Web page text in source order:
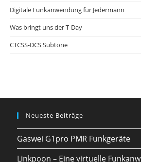
Digitale Funkanwendung für Jedermann
Was bringt uns der T-Day
CTCSS-DCS Subtöne
Neueste Beiträge
Gaswei G1pro PMR Funkgeräte
Linkpoon – Eine virtuelle